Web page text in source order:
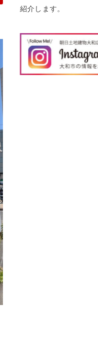
紹介します。